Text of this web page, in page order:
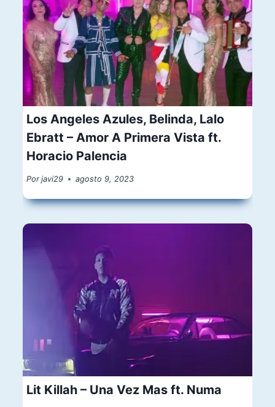
Los Angeles Azules, Belinda, Lalo
Ebratt – Amor A Primera Vista ft.
Horacio Palencia
Por javi29 agosto 9, 2023
Lit Killah – Una Vez Mas ft. Numa